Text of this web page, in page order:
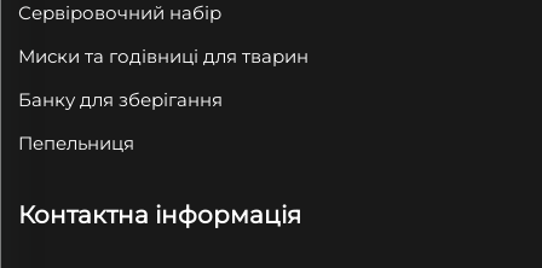
Сервіровочний набір
Миски та годівниці для тварин
Банку для зберігання
Пепельниця
Контактна інформація